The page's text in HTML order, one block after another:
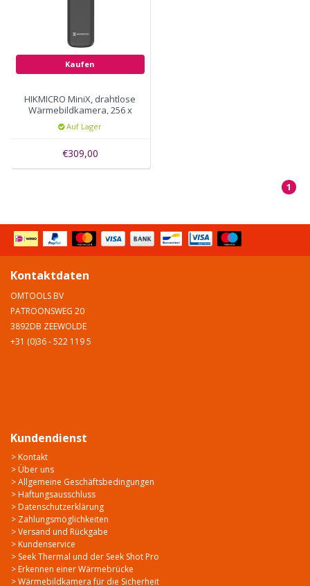
Kaufen
HIKMICRO MiniX, drahtlose
Wärmebildkamera, 256 x
192 pixels, 40mK, 25Hz,
37.2° × 50.0°
Auf Lager
€309,00
1
Kontaktdaten
OMTOOLS BV
PATROONSWEG 20
3892DB ZEEWOLDE
+31 (0)36 - 522 119 5
Kundendienst
> Kontakt
> Über uns
> Allgemeine Geschäftsbedingungen
> Haftungsausschluss
> Datenschutzerklärung
> Zahlungsmöglichkeiten
> Versand und Rückgabe
> Kundenservice
> Seek Thermal und der Seek Shot Pro
> Erkennen einer Wärmebrücke
> Wärmebildkamera für die Sicherheit